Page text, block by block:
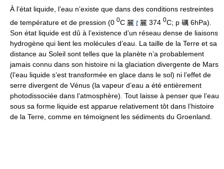
À l’état liquide, l’eau n’existe que dans des conditions restreintes
de température et de pression (0 0C 麗 t麗 374 0C; p 礪 6hPa).
Son état liquide est dû à l’existence d’un réseau dense de liaisons
hydrogène qui lient les molécules d’eau. La taille de la Terre et sa
distance au Soleil sont telles que la planète n’a probablement
jamais connu dans son histoire ni la glaciation divergente de Mars
(l’eau liquide s’est transformée en glace dans le sol) ni l’effet de
serre divergent de Vénus (la vapeur d’eau a été entièrement
photodissociée dans l’atmosphère). Tout laisse à penser que l’eau
sous sa forme liquide est apparue relativement tôt dans l’histoire
de la Terre, comme en témoignent les sédiments du Groenland.